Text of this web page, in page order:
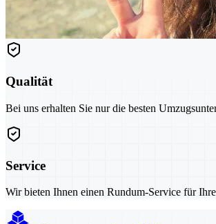
Qualität
Bei uns erhalten Sie nur die besten
Service
Wir bieten Ihnen einen Rundum-Service für